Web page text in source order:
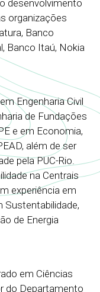
desenvolvimento
organizações
Banco
Banco Itaú, Nokia
Engenharia Civil
de Fundações
e em Economia,
além de ser
pela PUC-Rio.
na Centrais
experiência em
Sustentabilidade,
de Energia
em Ciências
do Departamento